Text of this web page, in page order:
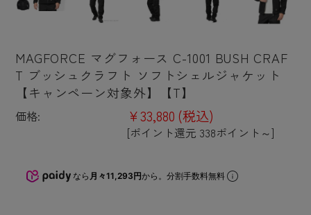
MAGFORCE マグフォース C-1001 BUSH CRAF
T ブッシュクラフト ソフトシェルジャケット
【キャンペーン対象外】【T】
価格: ¥33,880 (税込)
[ポイント還元 338ポイント～]
なら 月々11,293円から。分割手数料無料